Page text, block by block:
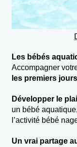
Les bébés
Accompagner
les premiers jours
Développer le
un bébé
l’activité bébé
Un vrai partage